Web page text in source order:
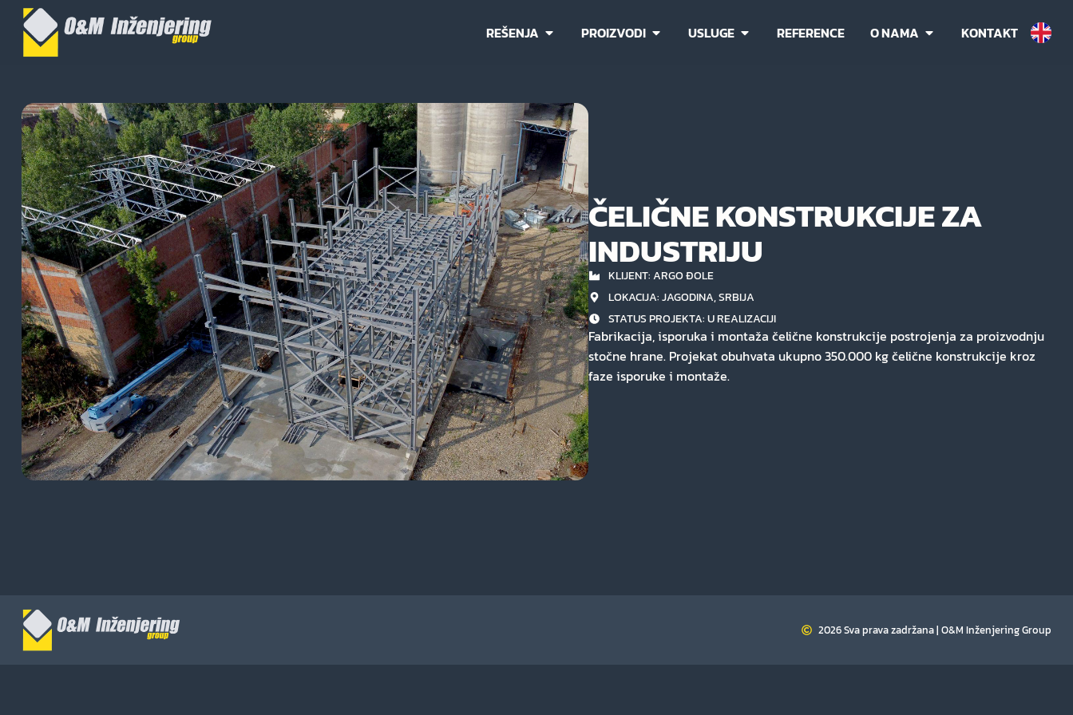
REŠENJA PROIZVODI USLUGE REFERENCE O NAMA KONTAKT
ČELIČNE KONSTRUKCIJE ZA
INDUSTRIJU
KLIJENT: ARGO ĐOLE
LOKACIJA: JAGODINA, SRBIJA
STATUS PROJEKTA:U REALIZACIJI
Fabrikacija, isporuka i montaža čelične konstrukcije postrojenja za proizvodnju
stočne hrane. Projekat obuhvata ukupno 350.000 kg čelične konstrukcije kroz
faze isporuke i montaže.
2026 Sva prava zadržana | O&M Inženjering Group